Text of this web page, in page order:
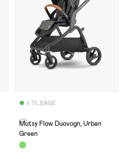
4 TILBAGE
(0)
Mutsy Flow Duovogn, Urban
Green